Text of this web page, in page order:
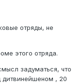
отряды, не
этого отряда.
задуматься, что
дитвинейшеном , 20